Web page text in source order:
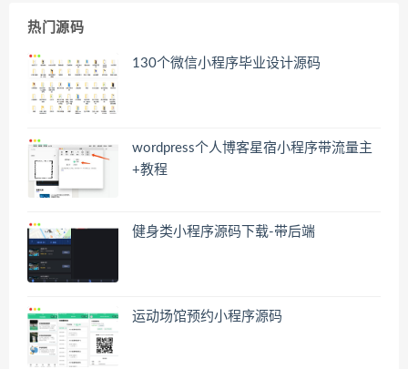
热门源码
130个微信小程序毕业设计源码
wordpress个人博客星宿小程序带流量主
+教程
健身类小程序源码下载-带后端
运动场馆预约小程序源码